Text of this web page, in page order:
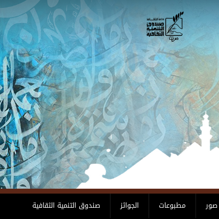
صندوق التنمية الثقافية الجوائز مطبوعات صور